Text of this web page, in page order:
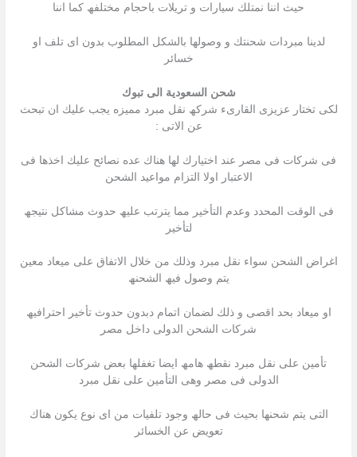
حیث اننا نمتلك سیارات و تریلات باحجام مختلفھ كما اننا
لدینا مبردات شحنتك و وصولھا بالشكل المطلوب بدون اى تلف او
خسائر
شحن السعودية الى تبوك
لكى تختار عزیزى القارىء شركھ نقل مبرد ممیزه یجب علیك ان تبحث
عن الاتى :
فى شركات فى مصر عند اختیارك لھا ھناك عده نصائح علیك اخذھا فى
الاعتبار اولا التزام مواعید الشحن
فى الوقت المحدد وعدم التأخیر مما یترتب علیھ حدوث مشاكل نتیجھ
لتأخیر
اغراض الشحن سواء نقل مبرد وذلك من خلال الاتفاق على میعاد معین
یتم وصول فیھ الشحنھ
او میعاد بحد اقصى و ذلك لضمان اتمام دبدون حدوث تأخیر احترافیھ
شركات الشحن الدولى داخل مصر
تأمین على نقل مبرد نقطھ ھامھ ایضا تغفلھا بعض شركات الشحن
الدولى فى مصر وھى التأمین على نقل مبرد
التى یتم شحنھا بحیث فى حالھ وجود تلفیات من اى نوع یكون ھناك
تعویض عن الخسائر